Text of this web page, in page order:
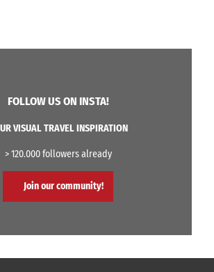
FOLLOW US ON INSTA!
VISUAL TRAVEL INSPIRATION
> 120.000 followers already
Join our community!